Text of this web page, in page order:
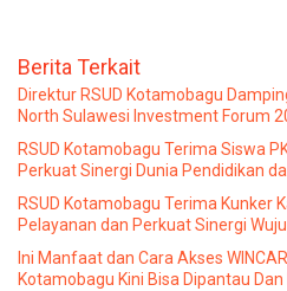
Berita Terkait
Direktur RSUD Kotamobagu
North Sulawesi Investment Forum
RSUD Kotamobagu Terima Siswa
Perkuat Sinergi Dunia Pendidikan
RSUD Kotamobagu Terima Kunker
Pelayanan dan Perkuat Sinergi
Ini Manfaat dan Cara Akses
Kotamobagu Kini Bisa Dipantau